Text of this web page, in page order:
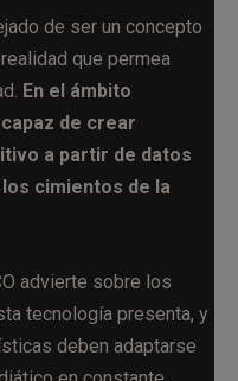
de ser un concepto
que permea
En el ámbito
de crear
a partir de datos
cimientos de la
advierte sobre los
tecnología presenta, y
deben adaptarse